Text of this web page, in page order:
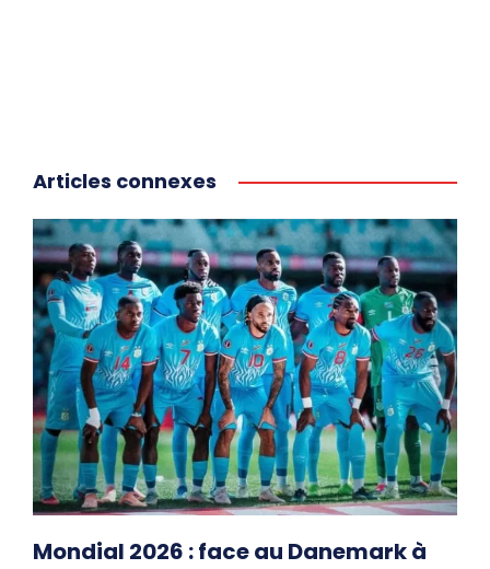
Articles connexes
Mondial 2026 : face au Danemark à